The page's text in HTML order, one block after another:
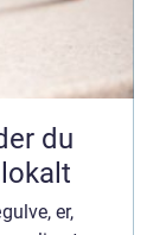
er,